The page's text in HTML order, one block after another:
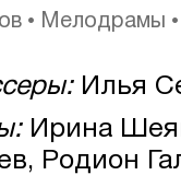
Мелодрамы
Илья
Ирина
Родион